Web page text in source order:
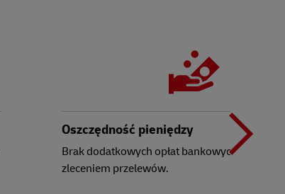
Oszczędność pieniędzy
Brak dodatkowych opłat bankowych
zleceniem przelewów.